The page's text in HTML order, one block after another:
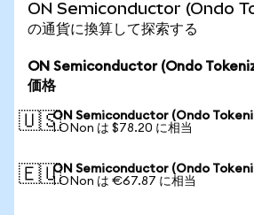
ON Semiconductor (Ondo
の通貨に換算して探索する
ON Semiconductor (Ondo
価格
🇺🇸ON Semiconductor (Ondo
1 ONon は $78.20 に相当
🇪🇺ON Semiconductor (Ondo
1 ONon は €67.87 に相当